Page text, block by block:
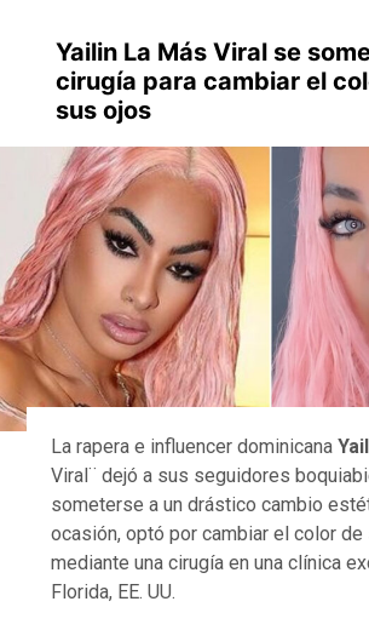
Yailin La Más Viral se
cirugía para cambiar el
sus ojos
La rapera e influencer dominicana
Viral¨ dejó a sus seguidores
someterse a un drástico cambio
ocasión, optó por cambiar el color
mediante una cirugía en una clínica
Florida, EE. UU.